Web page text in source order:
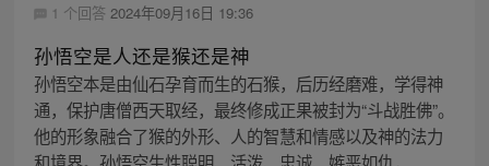
1 个回答 2024年09月16日 19:36
孙悟空是人还是猴还是神
孙悟空本是由仙石孕育而生的石猴，后历经磨难，学得神
通，保护唐僧西天取经，最终修成正果被封为“斗战胜佛”。
他的形象融合了猴的外形、人的智慧和情感以及神的法力